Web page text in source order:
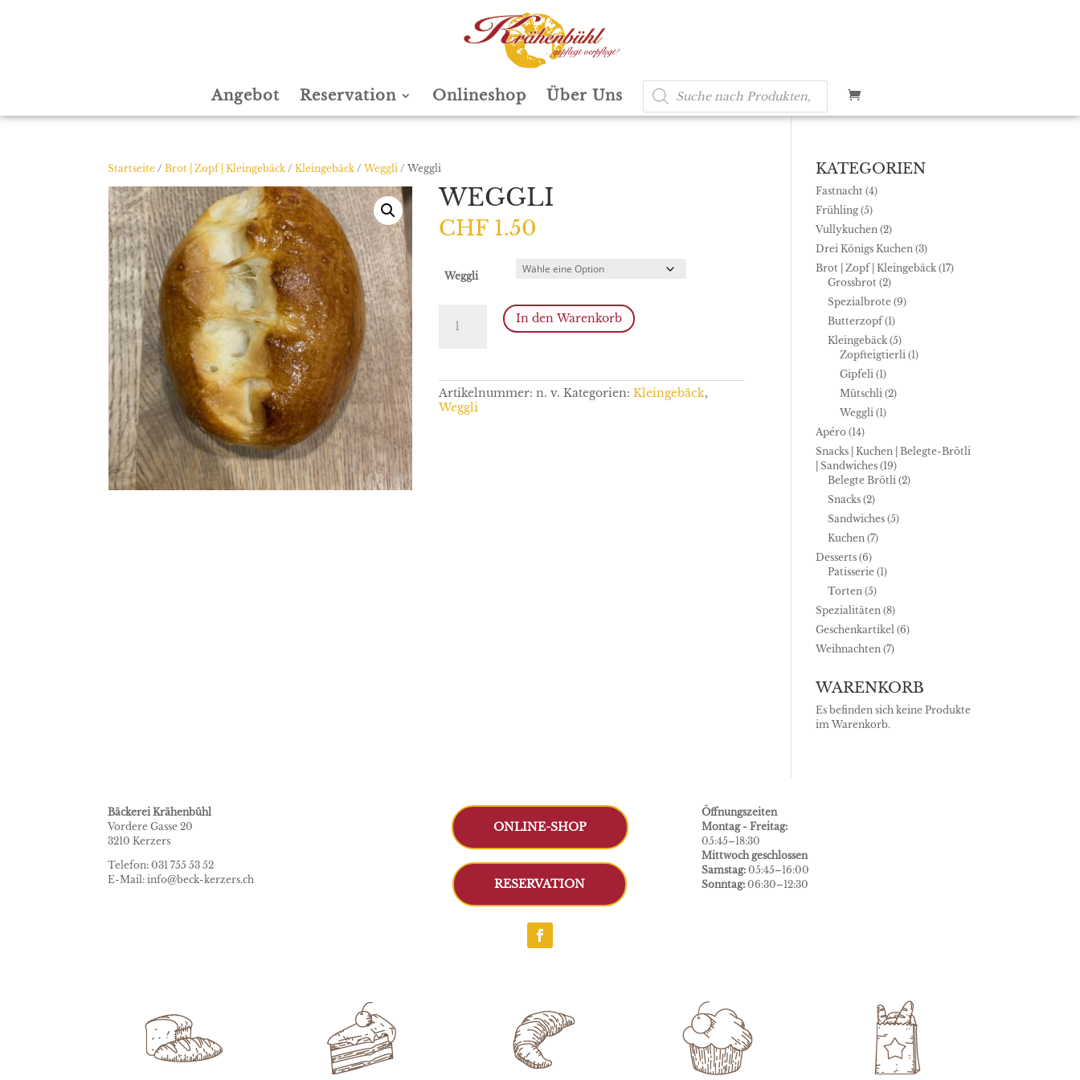
Angebot Reservation Onlineshop Über Uns
Products
search
Startseite /Brot | Zopf | Kleingebäck/Kleingebäck/Weggli / Weggli
WEGGLI
CHF 1.50
Weggli
Menge
In den Warenkorb
Artikelnummer:n. v. Kategorien:Kleingebäck,
Weggli
KATEGORIEN
Fastnacht (4)
Frühling (5)
Vullykuchen (2)
Drei Königs Kuchen (3)
Brot | Zopf | Kleingebäck (17)
Grossbrot (2)
Spezialbrote (9)
Butterzopf (1)
Kleingebäck (5)
Zopfteigtierli (1)
Gipfeli (1)
Mütschli (2)
Weggli (1)
Apéro (14)
Snacks | Kuchen | Belegte-Brötli
| Sandwiches (19)
Belegte Brötli (2)
Snacks (2)
Sandwiches (5)
Kuchen (7)
Desserts (6)
Patisserie (1)
Torten (5)
Spezialitäten (8)
Geschenkartikel (6)
Weihnachten (7)
WARENKORB
Es befinden sich keine Produkte
im Warenkorb.
Bäckerei Krähenbühl
Vordere Gasse 20
3210 Kerzers
Telefon: 031 755 53 52
E-Mail: info@beck-kerzers.ch
ONLINE-SHOP
RESERVATION
Öffnungszeiten
Montag - Freitag:
05:45–18:30
Mittwoch geschlossen
Samstag:05:45–16:00
Sonntag:06:30–12:30